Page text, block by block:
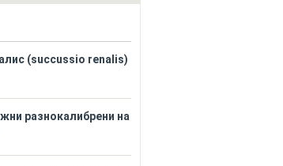
(succussio renalis)
разнокалибрени на